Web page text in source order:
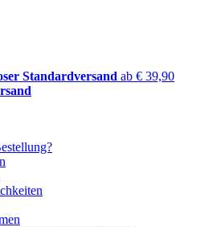
Standardversand ab € 39,90